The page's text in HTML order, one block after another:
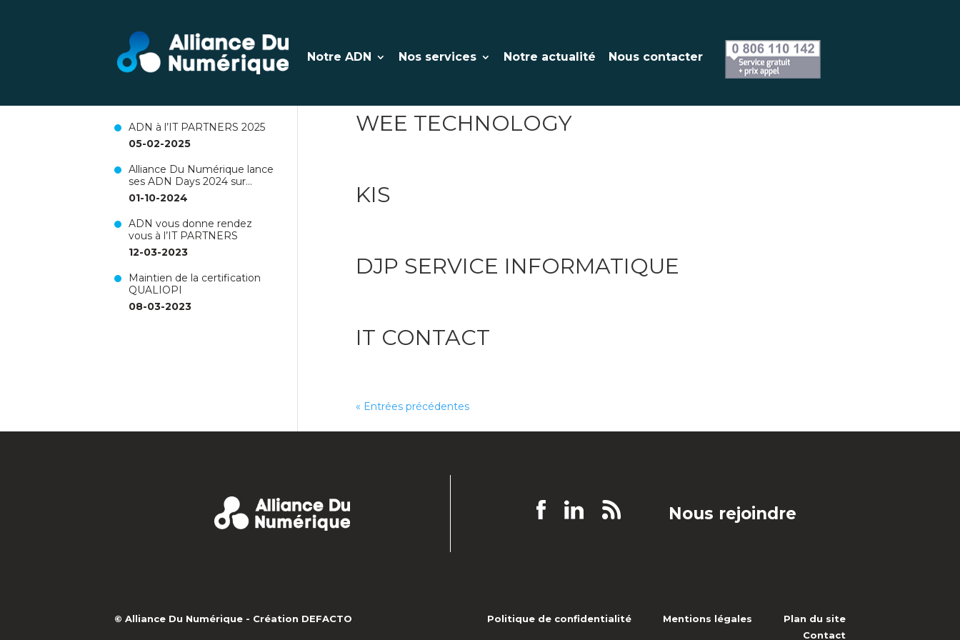
Notre ADN Nos services Notre actualité Nous contacter
LOXYS
WEE TECHNOLOGY
KIS
DJP SERVICE INFORMATIQUE
IT CONTACT
« Entrées précédentes
Dernières actualités
Renouvellement de la
ADN à l’IT PARTNERS 2025
05-02-2025
Alliance Du Numérique lance
ses ADN Days 2024 sur
Nantes !
01-10-2024
ADN vous donne rendez
vous à l’IT PARTNERS
12-03-2023
Maintien de la certification
QUALIOPI
08-03-2023
Nous rejoindre
© Alliance Du Numérique - Création DEFACTO Politique de confidentialité Mentions légales
Plan du site
Contact